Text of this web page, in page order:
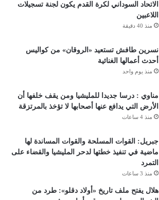
الاتحاد السوداني لكرة القدم يكون لجنة تسجيلات
اللاعبين
منذ 40 دقيقة
نسرين طافش تستعيد «الروقان» من كواليس
أحدث أعمالها الغنائية
منذ يوم واحد
مناوي : درسا جديدا للمليشيا ومن يقف خلفها أن
الأرض التي يدافع عنها أصحابها لا تؤخذ بالمرتزقة
منذ 4 ساعات
جبريل: القوات المسلحة والقوات المساندة لها
ماضية في تنفيذ خطتها لدحر المليشيا والقضاء على
التمرد
منذ 3 ساعات
هلال يفتح ملف تاريخ «أولاد دقلو»: طرد من